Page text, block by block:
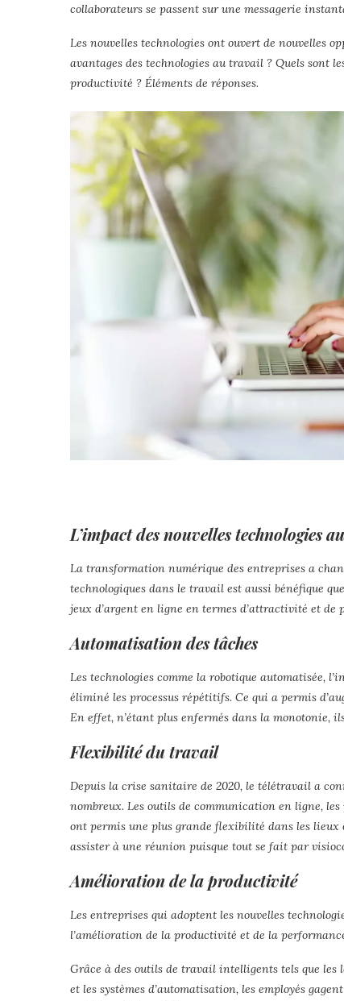
collaborateurs se passent sur une messagerie
Les nouvelles technologies ont ouvert de nouvelles
avantages des technologies au travail ? Quels sont
productivité ? Éléments de réponses.
L’impact des nouvelles technologies
La transformation numérique des entreprises a
technologiques dans le travail est aussi bénéfique
jeux d’argent en ligne en termes d’attractivité et de
Automatisation des tâches
Les technologies comme la robotique automatisée,
éliminé les processus répétitifs. Ce qui a permis
En effet, n’étant plus enfermés dans la monotonie,
Flexibilité du travail
Depuis la crise sanitaire de 2020, le télétravail a
nombreux. Les outils de communication en ligne,
ont permis une plus grande flexibilité dans les lieux
assister à une réunion puisque tout se fait par
Amélioration de la productivité
Les entreprises qui adoptent les nouvelles
l’amélioration de la productivité et de la
Grâce à des outils de travail intelligents tels que les
et les systèmes d’automatisation, les employés